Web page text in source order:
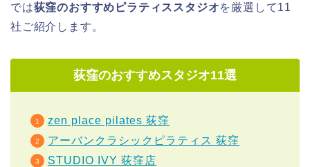
では荻窪のおすすめピラティススタジオを厳選して11
社ご紹介します。
荻窪のおすすめスタジオ11選
zen place pilates 荻窪
アーバンクラシックピラティス 荻窪
STUDIO IVY 荻窪店